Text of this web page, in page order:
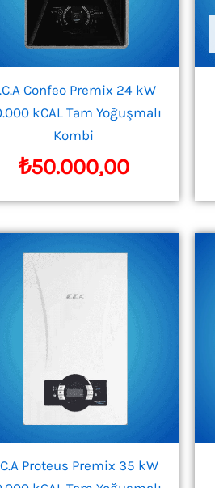
Confeo Premix 24 kW
kCAL Tam Yoğuşmalı
Kombi
₺50.000,00
Proteus Premix 35 kW